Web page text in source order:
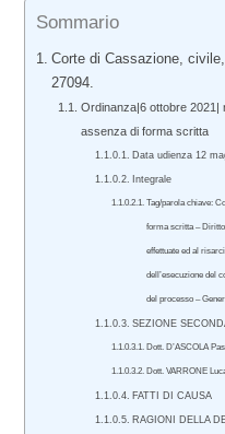
Sommario
Corte di Cassazione,
27094.
Ordinanza|6 ottobre 2021|
assenza di forma scritta
Data udienza 12
Integrale
Tag/parola chiave:
forma scritta –
effettuate ed al
dell’esecuzione del
del processo –
SEZIONE
Dott. D’ASCOLA
Dott. VARRONE
FATTI DI CAUSA
RAGIONI DELLA